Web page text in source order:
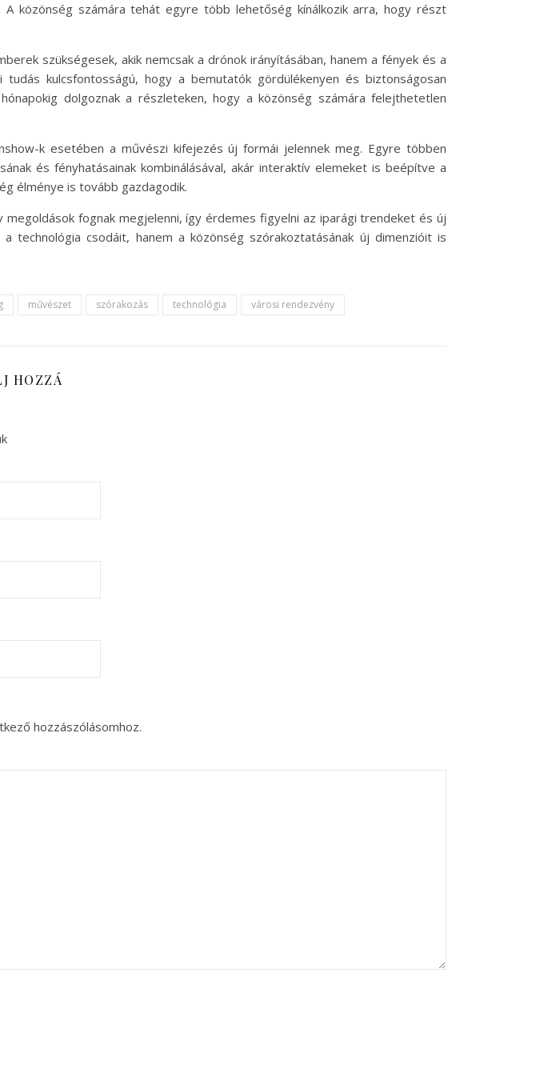
közönség számára tehát egyre több lehetőség kínálkozik arra, hogy részt
szükségesek, akik nemcsak a drónok irányításában, hanem a fények és a
kulcsfontosságú, hogy a bemutatók gördülékenyen és biztonságosan
dolgoznak a részleteken, hogy a közönség számára felejthetetlen
k esetében a művészi kifejezés új formái jelennek meg. Egyre többen
és fényhatásainak kombinálásával, akár interaktív elemeket is beépítve a
élménye is tovább gazdagodik.
fognak megjelenni, így érdemes figyelni az iparági trendeket és új
technológia csodáit, hanem a közönség szórakoztatásának új dimenzióit is
művészet szórakozás technológia városi rendezvény
HOZZÁ
hozzászólásomhoz.